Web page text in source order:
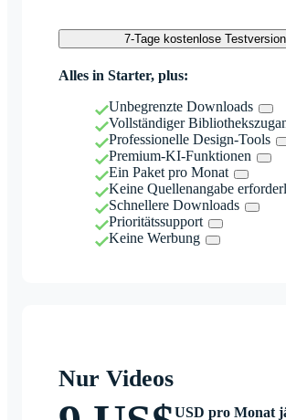
7-Tage kostenlose Testversion
Alles in Starter, plus:
Unbegrenzte Downloads
Vollständiger
Professionelle Design-Tools
Premium-KI-Funktionen
Ein Paket pro Monat
Keine Quellenangabe
Schnellere Downloads
Prioritätssupport
Keine Werbung
Nur Videos
USD pro Monat